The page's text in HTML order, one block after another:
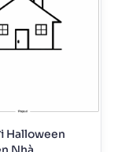
Halloween